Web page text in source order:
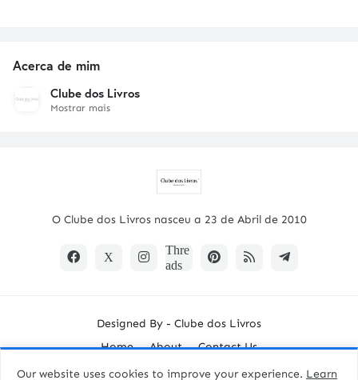
Acerca de mim
Clube dos Livros
Mostrar mais
O Clube dos Livros nasceu a 23 de Abril de 2010
Designed By - Clube dos Livros
Home
About Contact Us
Our website uses cookies to improve your experience. Learn